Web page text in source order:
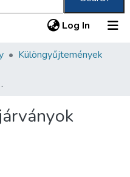
Log In (current)
Különgyűjtemények